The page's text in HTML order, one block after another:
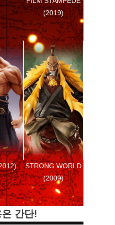
(2019)
STRONG WORLD
(2009)
간단!